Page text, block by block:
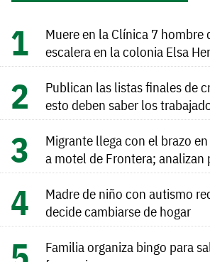
Muere en la Clínica 7 hombre
escalera en la colonia Elsa
Publican las listas finales de
esto deben saber los
Migrante llega con el brazo
a motel de Frontera;
Madre de niño con autismo
decide cambiarse de hogar
Familia organiza bingo para